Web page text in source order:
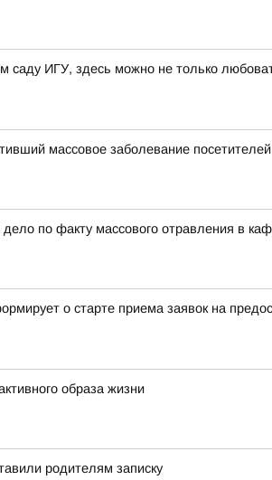
ИГУ, здесь можно не только
массовое заболевание посетителей
по факту массового отравления в
о старте приема заявок на
образа жизни
родителям записку